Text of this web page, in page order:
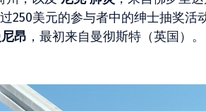
250美元的参与者中的绅士抽奖活
昂 ，最初来自曼彻斯特（英国）。